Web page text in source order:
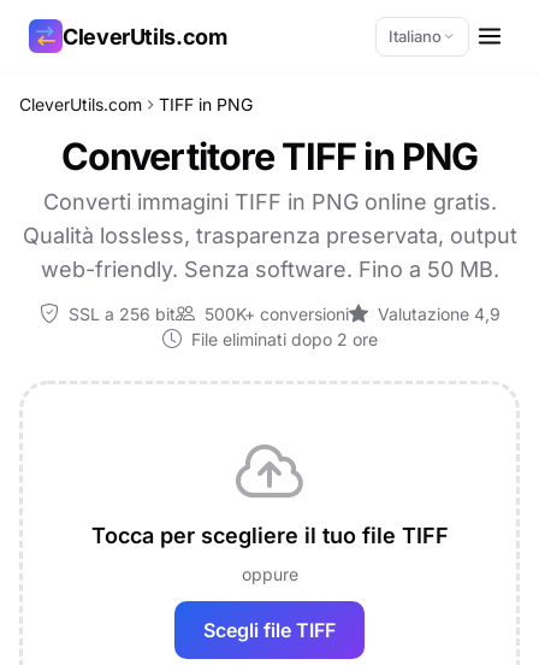
CleverUtils.com Italiano
CleverUtils.com TIFF in PNG
Convertitore TIFF in PNG
Converti immagini TIFF in PNG online gratis.
Qualità lossless, trasparenza preservata, output
web-friendly. Senza software. Fino a 50 MB.
SSL a 256 bit 500K+ conversioni
Valutazione 4,9
File eliminati dopo 2 ore
Tocca per scegliere il tuo file TIFF
oppure
Scegli file TIFF
Copia link